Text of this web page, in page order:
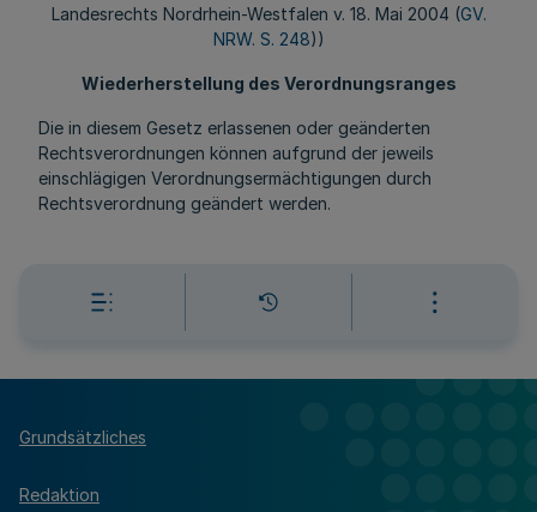
Landesrechts Nordrhein-Westfalen v. 18. Mai 2004 (GV.
NRW. S. 248))
Wiederherstellung des Verordnungsranges
Die in diesem Gesetz erlassenen oder geänderten
Rechtsverordnungen können aufgrund der jeweils
einschlägigen Verordnungsermächtigungen durch
Rechtsverordnung geändert werden.
Grundsätzliches
Redaktion